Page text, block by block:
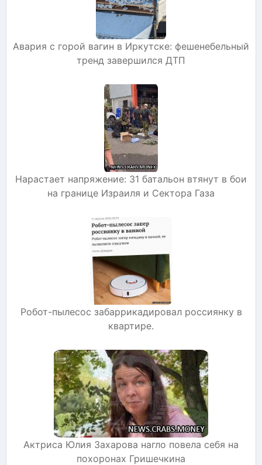
Авария с горой вагин в Иркутске: фешенебельный
тренд завершился ДТП
Нарастает напряжение: 31 батальон втянут в бои
на границе Израиля и Сектора Газа
Робот-пылесос забаррикадировал россиянку в
квартире.
Актриса Юлия Захарова нагло повела себя на
похоронах Гришечкина